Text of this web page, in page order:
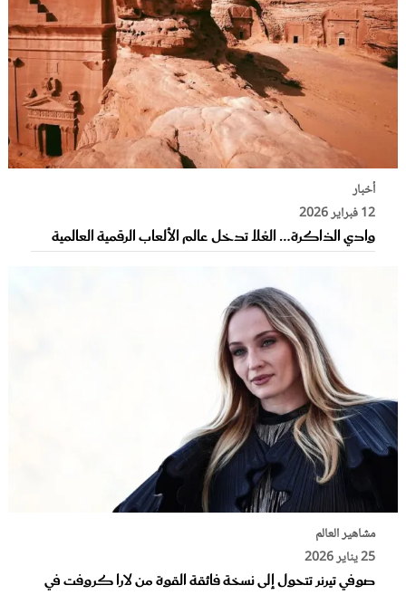
أخبار
12 فبراير 2026
وادي الذاكرة… العُلا تدخل عالم الألعاب الرقمية العالمية
مشاهير العالم
25 يناير 2026
صوفي تيرنر تتحول إلى نسخة فائقة القوة من لارا كروفت في